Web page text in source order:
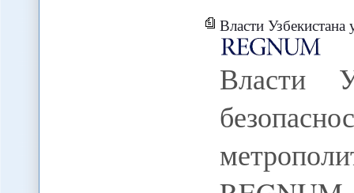
Власти Узбекистана
Власти